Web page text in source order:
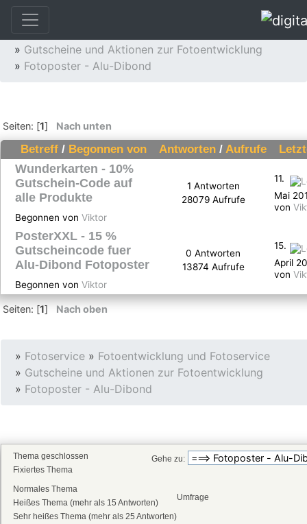
» Gutscheine und Aktionen zur Fotoentwicklung
» Fotoposter - Alu-Dibond
Seiten: [1] Nach unten
Betreff/ Begonnen von Antworten / Aufrufe
Wunderkarten - 10%
Gutschein-Code auf
alle Produkte
Begonnen von Viktor
1 Antworten
28079 Aufrufe
11.
Mai
von
PosterXXL - 15 %
Gutscheincode fuer
Alu-Dibond Fotoposter
Begonnen von Viktor
0 Antworten
13874 Aufrufe
15.
April
von
Seiten: [1] Nach oben
» Fotoservice » Fotoentwicklung und Fotoservice
» Gutscheine und Aktionen zur Fotoentwicklung
» Fotoposter - Alu-Dibond
Gehe zu:
Normales Thema
Heißes Thema (mehr als 15 Antworten)
Sehr heißes Thema (mehr als 25 Antworten)
Thema geschlossen
Fixiertes Thema
Umfrage